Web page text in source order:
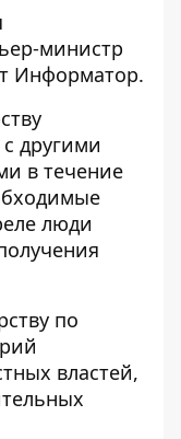
министр
Информатор.
другими
в течение
люди
по
властей,